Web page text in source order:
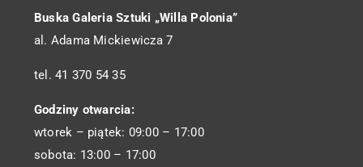
Buska Galeria Sztuki „Willa Polonia”
al. Adama Mickiewicza 7
tel. 41 370 54 35
Godziny otwarcia:
wtorek – piątek: 09:00 – 17:00
sobota: 13:00 – 17:00